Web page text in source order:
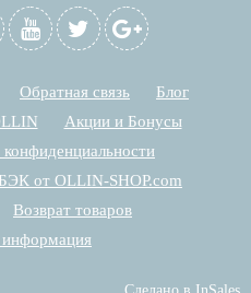
Обратная связь
Блог
Акции и Бонусы
от OLLIN-SHOP.com
Возврат товаров